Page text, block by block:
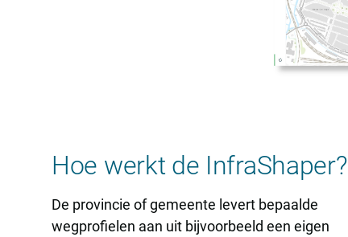
Hoe werkt de InfraShaper?
De provincie of gemeente levert bepaalde
wegprofielen aan uit bijvoorbeeld een eigen